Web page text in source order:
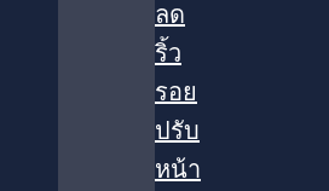
ลด
ริ้ว
รอย
ปรับ
หน้า